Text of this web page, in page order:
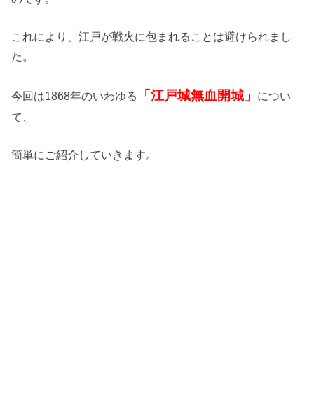
これにより、江戸が戦火に包まれることは避けられまし
た。
今回は1868年のいわゆる 「江戸城無血開城」
につい
て、
簡単にご紹介していきます。